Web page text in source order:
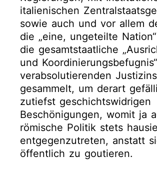
italienischen
sowie auch und vor allem
die „eine, ungeteilte
die gesamtstaatliche
und
verabsolutierenden
gesammelt, um derart
zutiefst geschichtswidrigen
Beschönigungen, womit ja
römische Politik stets
entgegenzutreten, anstatt
öffentlich zu goutieren.